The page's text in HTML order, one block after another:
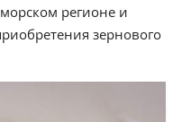
регионе и
зернового